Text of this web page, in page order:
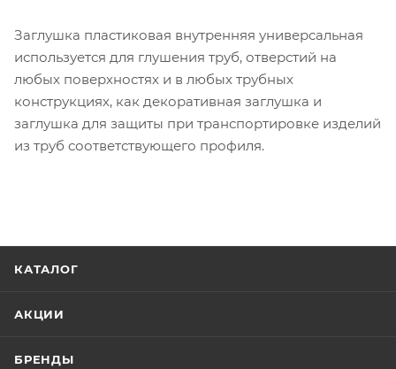
Заглушка пластиковая внутренняя универсальная
используется для глушения труб, отверстий на
любых поверхностях и в любых трубных
конструкциях, как декоративная заглушка и
заглушка для защиты при транспортировке изделий
из труб соответствующего профиля.
КАТАЛОГ
АКЦИИ
БРЕНДЫ